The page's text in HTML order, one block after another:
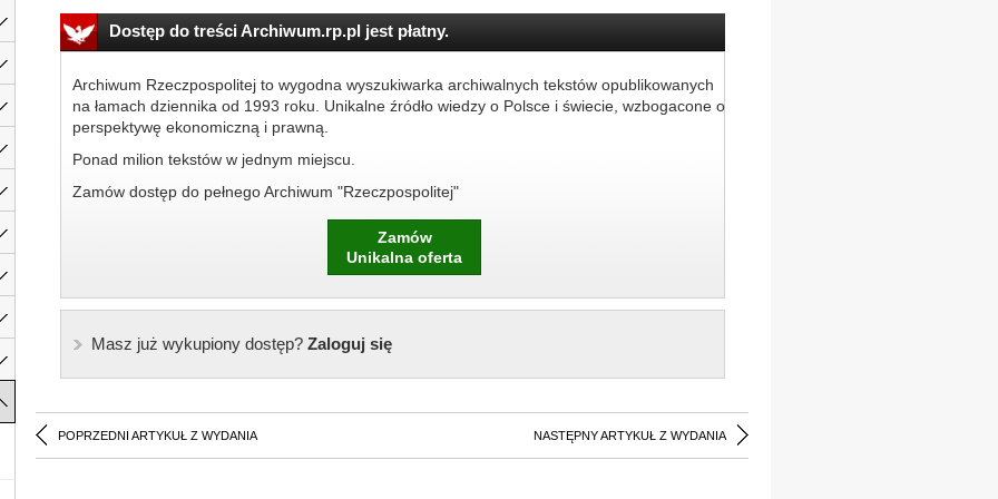
Dostęp do treści Archiwum.rp.pl jest płatny.
Archiwum Rzeczpospolitej to wygodna wyszukiwarka archiwalnych tekstów opublikowanych
na łamach dziennika od 1993 roku. Unikalne źródło wiedzy o Polsce i świecie, wzbogacone o
perspektywę ekonomiczną i prawną.
Ponad milion tekstów w jednym miejscu.
Zamów dostęp do pełnego Archiwum "Rzeczpospolitej"
Zamów
Unikalna oferta
Masz już wykupiony dostęp?Zaloguj się
POPRZEDNI ARTYKUŁ Z WYDANIA NASTĘPNY ARTYKUŁ Z WYDANIA